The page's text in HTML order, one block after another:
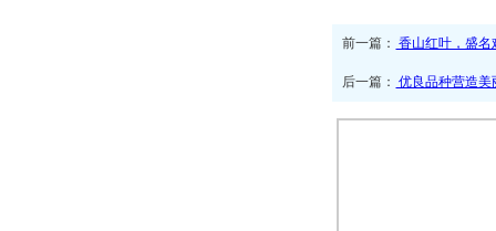
前一篇： 香山红叶，盛名
后一篇： 优良品种营造美